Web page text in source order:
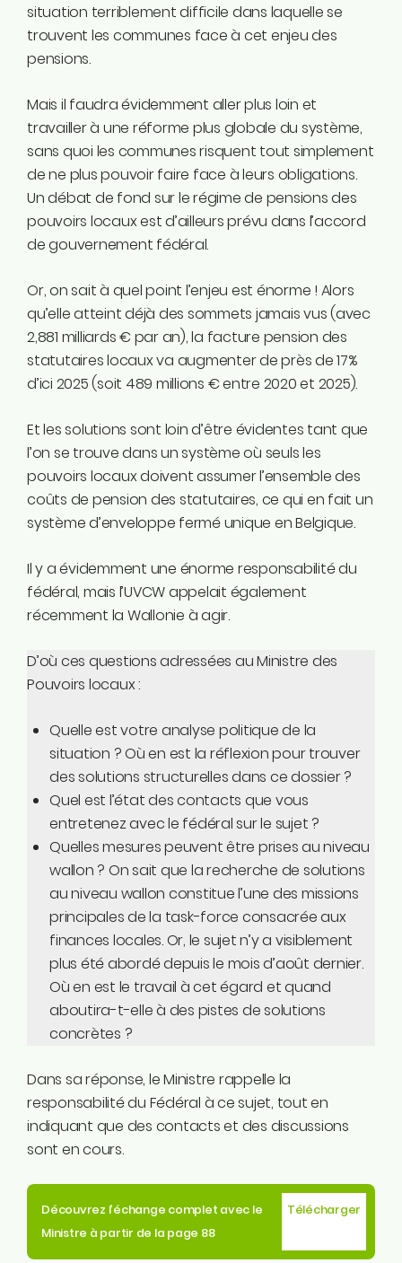
situation terriblement difficile dans laquelle se
trouvent les communes face à cet enjeu des
pensions.
Mais il faudra évidemment aller plus loin et
travailler à une réforme plus globale du système,
sans quoi les communes risquent tout simplement
de ne plus pouvoir faire face à leurs obligations.
Un débat de fond sur le régime de pensions des
pouvoirs locaux est d’ailleurs prévu dans l’accord
de gouvernement fédéral.
Or, on sait à quel point l’enjeu est énorme ! Alors
qu’elle atteint déjà des sommets jamais vus (avec
2,881 milliards € par an), la facture pension des
statutaires locaux va augmenter de près de 17%
d’ici 2025 (soit 489 millions € entre 2020 et 2025).
Et les solutions sont loin d’être évidentes tant que
l’on se trouve dans un système où seuls les
pouvoirs locaux doivent assumer l’ensemble des
coûts de pension des statutaires, ce qui en fait un
système d’enveloppe fermé unique en Belgique.
Il y a évidemment une énorme responsabilité du
fédéral, mais l’UVCW appelait également
récemment la Wallonie à agir.
D’où ces questions adressées au Ministre des
Pouvoirs locaux :
Quelle est votre analyse politique de la
situation ? Où en est la réflexion pour trouver
des solutions structurelles dans ce dossier ?
Quel est l’état des contacts que vous
entretenez avec le fédéral sur le sujet ?
Quelles mesures peuvent être prises au niveau
wallon ? On sait que la recherche de solutions
au niveau wallon constitue l’une des missions
principales de la task-force consacrée aux
finances locales. Or, le sujet n’y a visiblement
plus été abordé depuis le mois d’août dernier.
Où en est le travail à cet égard et quand
aboutira-t-elle à des pistes de solutions
concrètes ?
Dans sa réponse, le Ministre rappelle la
responsabilité du Fédéral à ce sujet, tout en
indiquant que des contacts et des discussions
sont en cours.
Découvrez l’échange complet avec le
Ministre à partir de la page 88
Télécharger